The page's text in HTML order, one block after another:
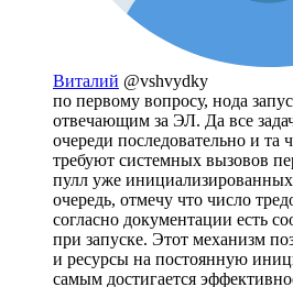
Виталий @vshvydky
по первому вопросу, нода
отвечающим за ЭЛ. Да все
очереди последовательно и та
требуют системных вызовов
пулл уже инициализированных
очередь, отмечу что число
согласно документации есть
при запуске. Этот механизм
и ресурсы на постоянную
самым достигается